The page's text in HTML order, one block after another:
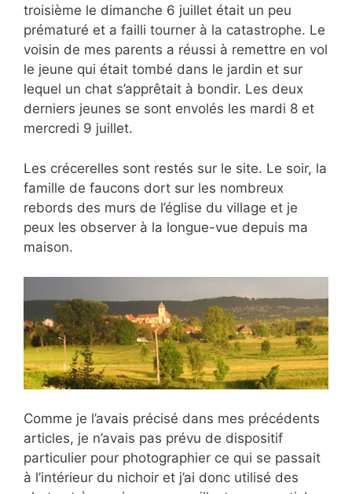
troisième le dimanche 6 juillet était un peu
prématuré et a failli tourner à la catastrophe. Le
voisin de mes parents a réussi à remettre en vol
le jeune qui était tombé dans le jardin et sur
lequel un chat s’apprêtait à bondir. Les deux
derniers jeunes se sont envolés les mardi 8 et
mercredi 9 juillet.
Les crécerelles sont restés sur le site. Le soir, la
famille de faucons dort sur les nombreux
rebords des murs de l’église du village et je
peux les observer à la longue-vue depuis ma
maison.
Comme je l’avais précisé dans mes précédents
articles, je n’avais pas prévu de dispositif
particulier pour photographier ce qui se passait
à l’intérieur du nichoir et j’ai donc utilisé des